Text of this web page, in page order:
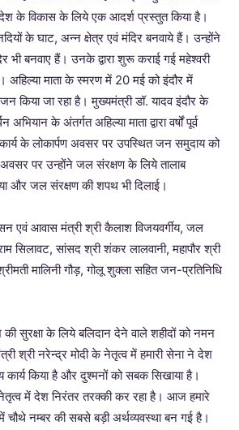
के विकास के लिये एक आदर्श प्रस्तुत किया है।
के घाट, अन्न क्षेत्र एवं मंदिर बनवाये हैं। उन्होंने
भी बनवाए हैं। उनके द्वारा शुरू कराई गई महेश्वरी
अहिल्या माता के स्मरण में 20 मई को इंदौर में
किया जा रहा है। मुख्यमंत्री डॉ. यादव इंदौर के
के अंतर्गत अहिल्या माता द्वारा वर्षों पूर्व
कार्य के लोकार्पण अवसर पर उपस्थित जन समुदाय को
पर उन्होंने जल संरक्षण के लिये तालाब
और जल संरक्षण की शपथ भी दिलाई।
एवं आवास मंत्री श्री कैलाश विजयवर्गीय, जल
सिलावट, सांसद श्री शंकर लालवानी, महापौर श्री
मालिनी गौड़, गोलू शुक्ला सहित जन-प्रतिनिधि
सुरक्षा के लिये बलिदान देने वाले शहीदों को नमन
श्री नरेन्द्र मोदी के नेतृत्व में हमारी सेना ने देश
कार्य किया है और दुश्मनों को सबक सिखाया है।
में देश निरंतर तरक्की कर रहा है। आज हमारे
चौथे नम्बर की सबसे बड़ी अर्थव्यवस्था बन गई है।